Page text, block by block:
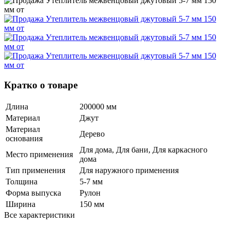
Кратко о товаре
Длина
200000 мм
Материал
Джут
Материал
основания
Дерево
Место применения
Для дома, Для бани, Для каркасного
дома
Тип применения
Для наружного применения
Толщина
5-7 мм
Форма выпуска
Рулон
Ширина
150 мм
Все характеристики